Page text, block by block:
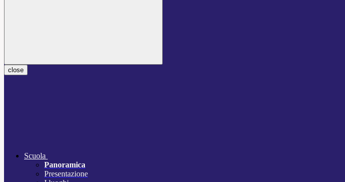
close
Scuola
Panoramica
Presentazione